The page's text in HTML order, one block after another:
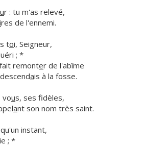
ur : tu m'as relevé,
ires de l'ennemi.
toi, Seigneur,
; *
remonter de l'abîme
ais à la fosse.
vous, ses fidèles,
ant son nom très saint.
instant,
; *